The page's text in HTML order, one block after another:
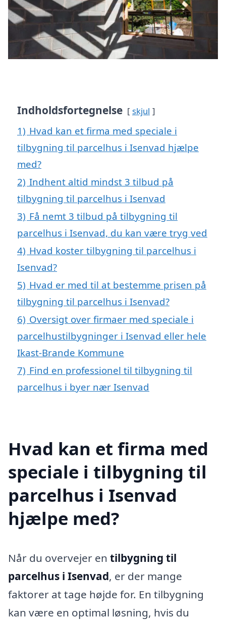
Indholdsfortegnelse skjul
1) Hvad kan et firma med speciale i
tilbygning til parcelhus i Isenvad hjælpe
med?
2) Indhent altid mindst 3 tilbud på
tilbygning til parcelhus i Isenvad
3) Få nemt 3 tilbud på tilbygning til
parcelhus i Isenvad, du kan være tryg ved
4) Hvad koster tilbygning til parcelhus i
Isenvad?
5) Hvad er med til at bestemme prisen på
tilbygning til parcelhus i Isenvad?
6) Oversigt over firmaer med speciale i
parcelhustilbygninger i Isenvad eller hele
Ikast-Brande Kommune
7) Find en professionel til tilbygning til
parcelhus i byer nær Isenvad
Hvad kan et firma med
speciale i tilbygning til
parcelhus i Isenvad
hjælpe med?
Når du overvejer en tilbygning til
parcelhus i Isenvad, er der mange
faktorer at tage højde for. En tilbygning
kan være en optimal løsning, hvis du